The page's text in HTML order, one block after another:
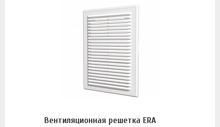
Вентиляционная решетка ERA